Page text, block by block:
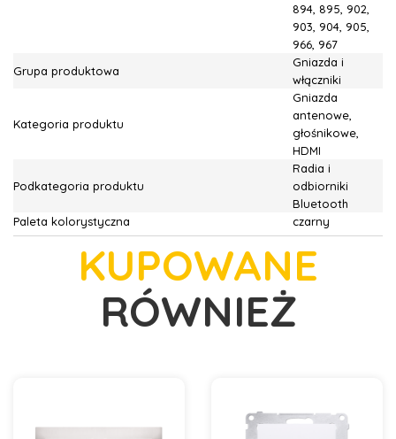
894, 895, 902,
903, 904, 905,
966, 967
Grupa produktowa
Gniazda i
włączniki
Kategoria produktu
Gniazda
antenowe,
głośnikowe,
HDMI
Podkategoria produktu
Radia i
odbiorniki
Bluetooth
Paleta kolorystyczna
czarny
KUPOWANE
RÓWNIEŻ